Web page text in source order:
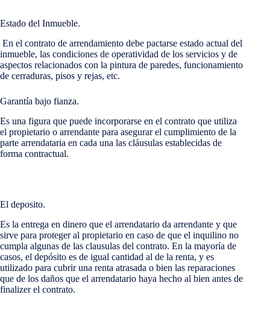
Estado del Inmueble.
En el contrato de arrendamiento debe pactarse estado actual del
inmueble, las condiciones de operatividad de los servicios y de
aspectos relacionados con la pintura de paredes, funcionamiento
de cerraduras, pisos y rejas, etc.
Garantía bajo fianza.
Es una figura que puede incorporarse en el contrato que utiliza
el propietario o arrendante para asegurar el cumplimiento de la
parte arrendataria en cada una las cláusulas establecidas de
forma contractual.
El deposito.
Es la entrega en dinero que el arrendatario da arrendante y que
sirve para proteger al propietario en caso de que el inquilino no
cumpla algunas de las clausulas del contrato. En la mayoría de
casos, el depósito es de igual cantidad al de la renta, y es
utilizado para cubrir una renta atrasada o bien las reparaciones
que de los daños que el arrendatario haya hecho al bien antes de
finalizer el contrato.